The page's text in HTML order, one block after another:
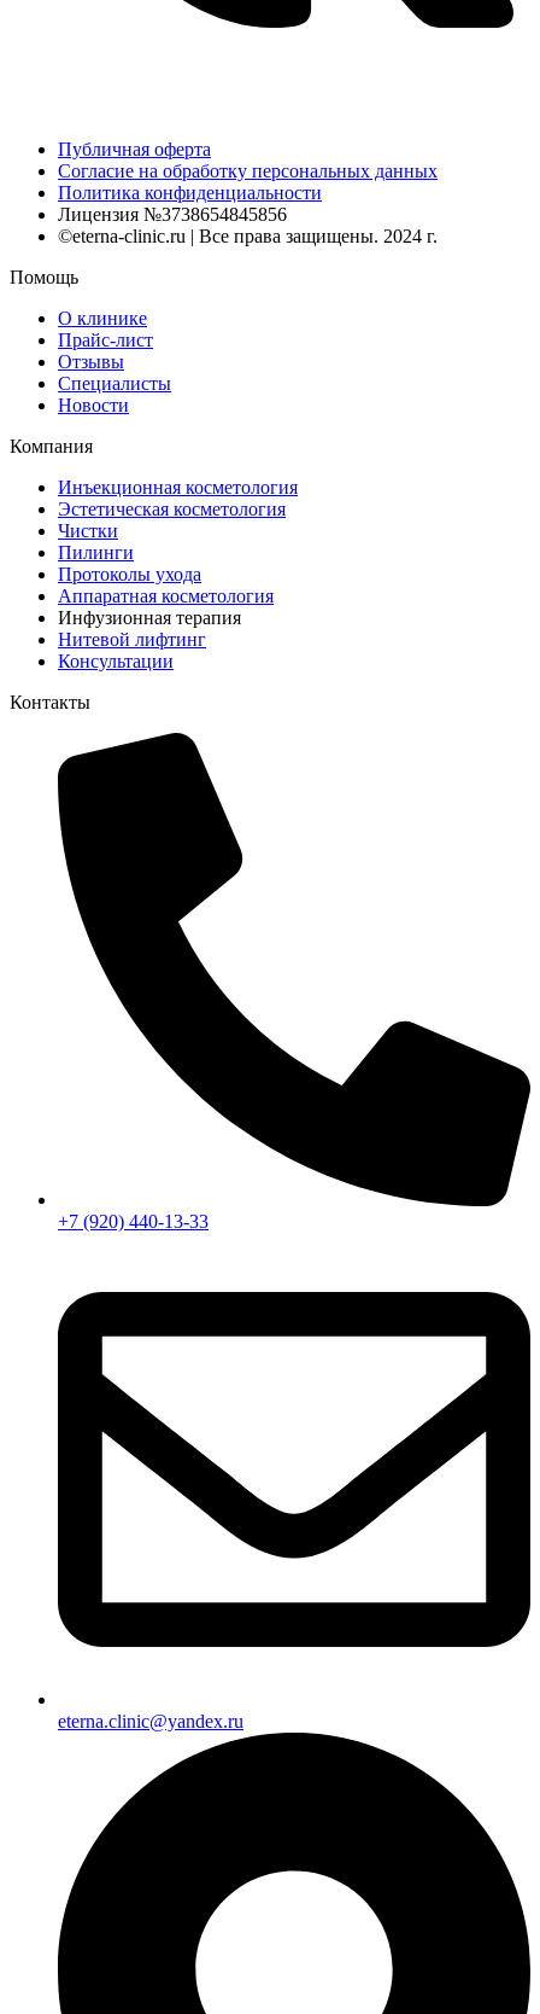
Публичная оферта
Согласие на обработку персональных данных
Политика конфиденциальности
Лицензия №3738654845856
©eterna-clinic.ru | Все права защищены. 2024 г.
Помощь
О клинике
Прайс-лист
Отзывы
Специалисты
Новости
Компания
Инъекционная косметология
Эстетическая косметология
Чистки
Пилинги
Протоколы ухода
Аппаратная косметология
Инфузионная терапия
Нитевой лифтинг
Консультации
Контакты
+7 (920) 440-13-33
eterna.clinic@yandex.ru